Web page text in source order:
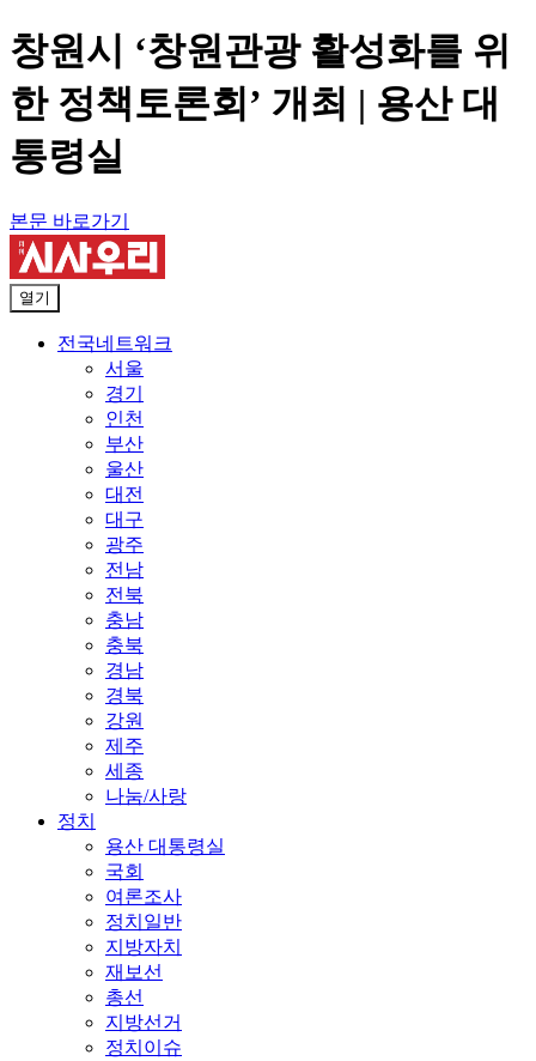
창원시 ‘창원관광 활성화를 위
한 정책토론회’ 개최 | 용산 대
통령실
본문 바로가기
열기
전국네트워크
서울
경기
인천
부산
울산
대전
대구
광주
전남
전북
충남
충북
경남
경북
강원
제주
세종
나눔/사랑
정치
용산 대통령실
국회
여론조사
정치일반
지방자치
재보선
총선
지방선거
정치이슈